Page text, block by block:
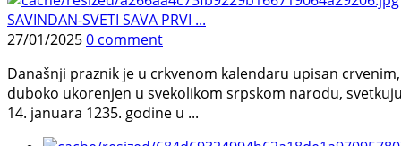
SAVINDAN-SVETI SAVA PRVI ...
27/01/20250 comment
Današnji praznik je u crkvenom kalendaru upisan
duboko ukorenjen u svekolikom srpskom narodu,
14. januara 1235. godine u ...